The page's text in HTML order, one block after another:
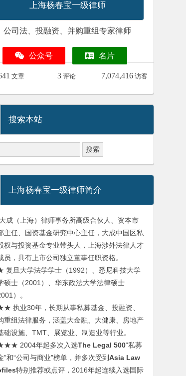
上海杨春宝一级律师
公司法、投融资、并购重组专家律师
公众号 名片
文章 3 评论 7,074,416 访客
搜索本站
上海杨春宝一级律师简介
成（上海）律师事务所高级合伙人、资本市
主任、国资基金研究中心主任，大成中国区私
权与投资基金专业带头人，上海涉外法律人才
员，具有上市公司独立董事任职资格。
旦大学法学学士（1992）、悉尼科技大学
硕士（2001）、华东政法大学法律硕士
）。
执业30年，长期从事私募基金、投融资、
重组法律服务，涵盖大金融、大健康、房地产
础设施、TMT、展览业、制造业等行业。
2004年起多次入选The Legal 500“私募
”和“公司与商业”榜单，并多次受到Asia Law
特别推荐或点评，2016年起连续入选国际